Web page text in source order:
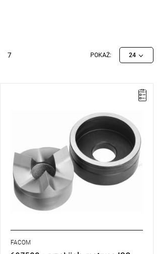
7 POKAŻ: 24
ISO: M40
Typ gwarancji:
L
FACOM